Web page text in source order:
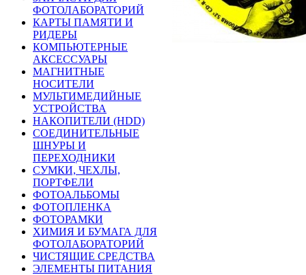
ФОТОЛАБОРАТОРИЙ
КАРТЫ ПАМЯТИ И
РИДЕРЫ
КОМПЬЮТЕРНЫЕ
АКСЕССУАРЫ
МАГНИТНЫЕ
НОСИТЕЛИ
МУЛЬТИМЕДИЙНЫЕ
УСТРОЙСТВА
НАКОПИТЕЛИ (HDD)
СОЕДИНИТЕЛЬНЫЕ
ШНУРЫ И
ПЕРЕХОДНИКИ
СУМКИ, ЧЕХЛЫ,
ПОРТФЕЛИ
ФОТОАЛЬБОМЫ
ФОТОПЛЕНКА
ФОТОРАМКИ
ХИМИЯ И БУМАГА ДЛЯ
ФОТОЛАБОРАТОРИЙ
ЧИСТЯЩИЕ СРЕДСТВА
ЭЛЕМЕНТЫ ПИТАНИЯ